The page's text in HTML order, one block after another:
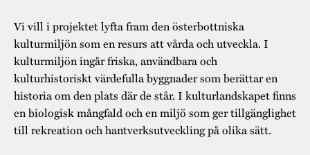
Vi vill i projektet lyfta fram den österbottniska
kulturmiljön som en resurs att vårda och utveckla. I
kulturmiljön ingår friska, användbara och
kulturhistoriskt värdefulla byggnader som berättar en
historia om den plats där de står. I kulturlandskapet finns
en biologisk mångfald och en miljö som ger tillgänglighet
till rekreation och hantverksutveckling på olika sätt.